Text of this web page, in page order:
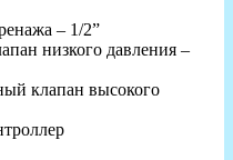
– 1/2”
низкого давления –
клапан высокого